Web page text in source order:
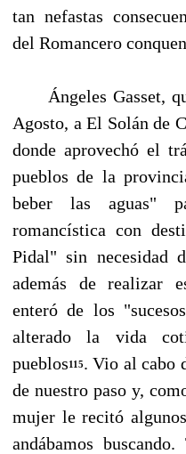
tan nefas­tas
del Romancero
Ángeles Gasset,
Agosto, a El Solán de
donde aprovechó el
pueblos de la
beber las aguas"
romancística con
Pidal" sin necesidad
además de realizar
enteró de los
alterado la vida
pueblos115. Vio al cabo
de nuestro paso y,
mujer le recitó
andábamos